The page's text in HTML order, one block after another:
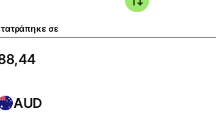
σε
AUD